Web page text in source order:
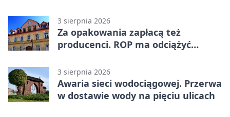
3 sierpnia 2026
Za opakowania zapłacą też
producenci. ROP ma odciążyć
3 sierpnia 2026
Awaria sieci wodociągowej. Przerwa
w dostawie wody na pięciu ulicach